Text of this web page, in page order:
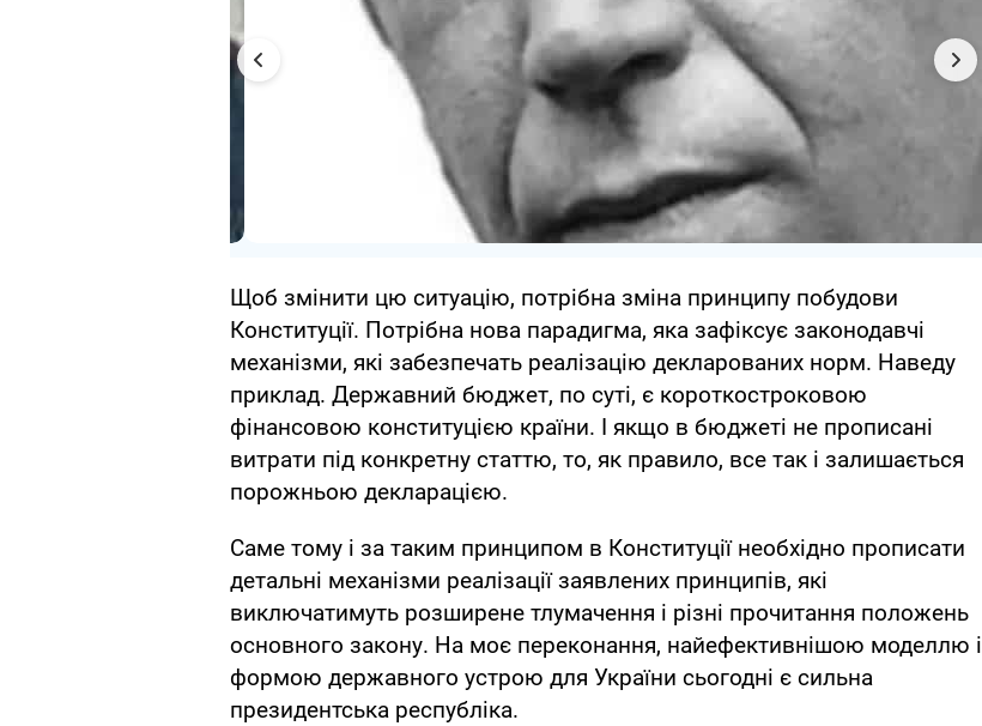
Щоб змінити цю ситуацію, потрібна зміна принципу побудови
Конституції. Потрібна нова парадигма, яка зафіксує законодавчі
механізми, які забезпечать реалізацію декларованих норм. Наведу
приклад. Державний бюджет, по суті, є короткостроковою
фінансовою конституцією країни. І якщо в бюджеті не прописані
витрати під конкретну статтю, то, як правило, все так і залишається
порожньою декларацією.
Саме тому і за таким принципом в Конституції необхідно прописати
детальні механізми реалізації заявлених принципів, які
виключатимуть розширене тлумачення і різні прочитання положень
основного закону. На моє переконання, найефективнішою моделлю і
формою державного устрою для України сьогодні є сильна
президентська республіка.